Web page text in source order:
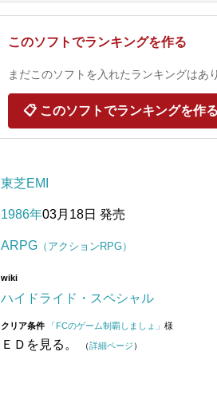
このソフトでランキングを作る
まだこのソフトを入れたランキングは
📋 このソフトでランキングを作る
東芝EMI
1986年03月18日 発売
ARPG （アクションRPG）
wiki
ハイドライド・スペシャル
クリア条件 「FCのゲーム制覇しましょ」 様
ＥＤを見る。 （詳細ページ）